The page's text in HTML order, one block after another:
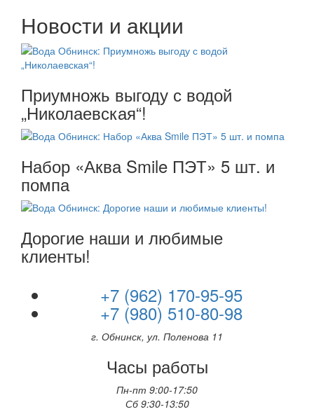
Новости и акции
Приумножь выгоду с водой
„Николаевская“!
Набор «Аква Smile ПЭТ» 5 шт. и
помпа
Дорогие наши и любимые
клиенты!
+7 (962) 170-95-95
+7 (980) 510-80-98
г. Обнинск, ул. Поленова 11
Часы работы
Пн-пт 9:00-17:50
Сб 9:30-13:50